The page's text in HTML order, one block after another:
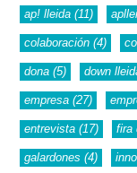
ap! lleida (11)
colaboración (4)
dona (5) down
empresa (27)
entrevista (17) fira
galardones (4)